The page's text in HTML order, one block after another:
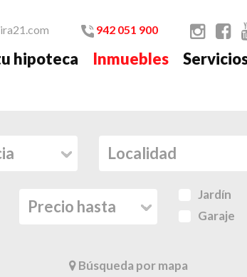
942 051 900
hipoteca Inmuebles
Jardín
Garaje
Búsqueda por mapa